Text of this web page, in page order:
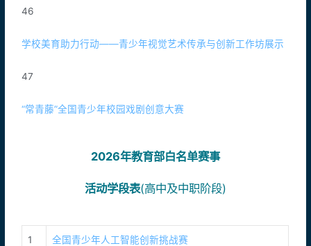
46
学校美育助力行动——青少年视觉艺术传承与创新工作坊展示
47
“常青藤”全国青少年校园戏剧创意大赛
2026年教育部白名单赛事
活动学段表(高中及中职阶段)
1 全国青少年人工智能创新挑战赛